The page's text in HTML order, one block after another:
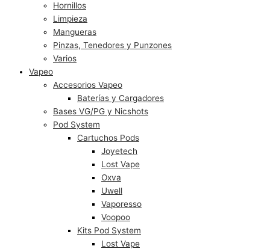
Hornillos
Limpieza
Mangueras
Pinzas, Tenedores y Punzones
Varios
Vapeo
Accesorios Vapeo
Baterías y Cargadores
Bases VG/PG y Nicshots
Pod System
Cartuchos Pods
Joyetech
Lost Vape
Oxva
Uwell
Vaporesso
Voopoo
Kits Pod System
Lost Vape